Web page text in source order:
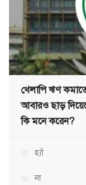
খেলাপি ঋণ
আবারও ছাড়
কি মনে করেন?
হ্যাঁ
না